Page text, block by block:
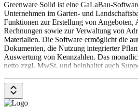
Greenware Solid ist eine GaLaBau-
Unternehmen im Garten- und
Funktionen zur Erstellung von Angeboten,
Rechnungen sowie zur Verwaltung von
Materialien. Die Software ermöglicht die
Dokumenten, die Nutzung integrierter
Auswertung von Kennzahlen. Das
netto zzgl. MwSt. und beinhaltet auch